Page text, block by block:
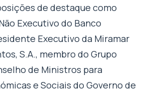
de destaque como
Executivo do Banco
Executivo da Miramar
S.A., membro do Grupo
de Ministros para
e Sociais do Governo de